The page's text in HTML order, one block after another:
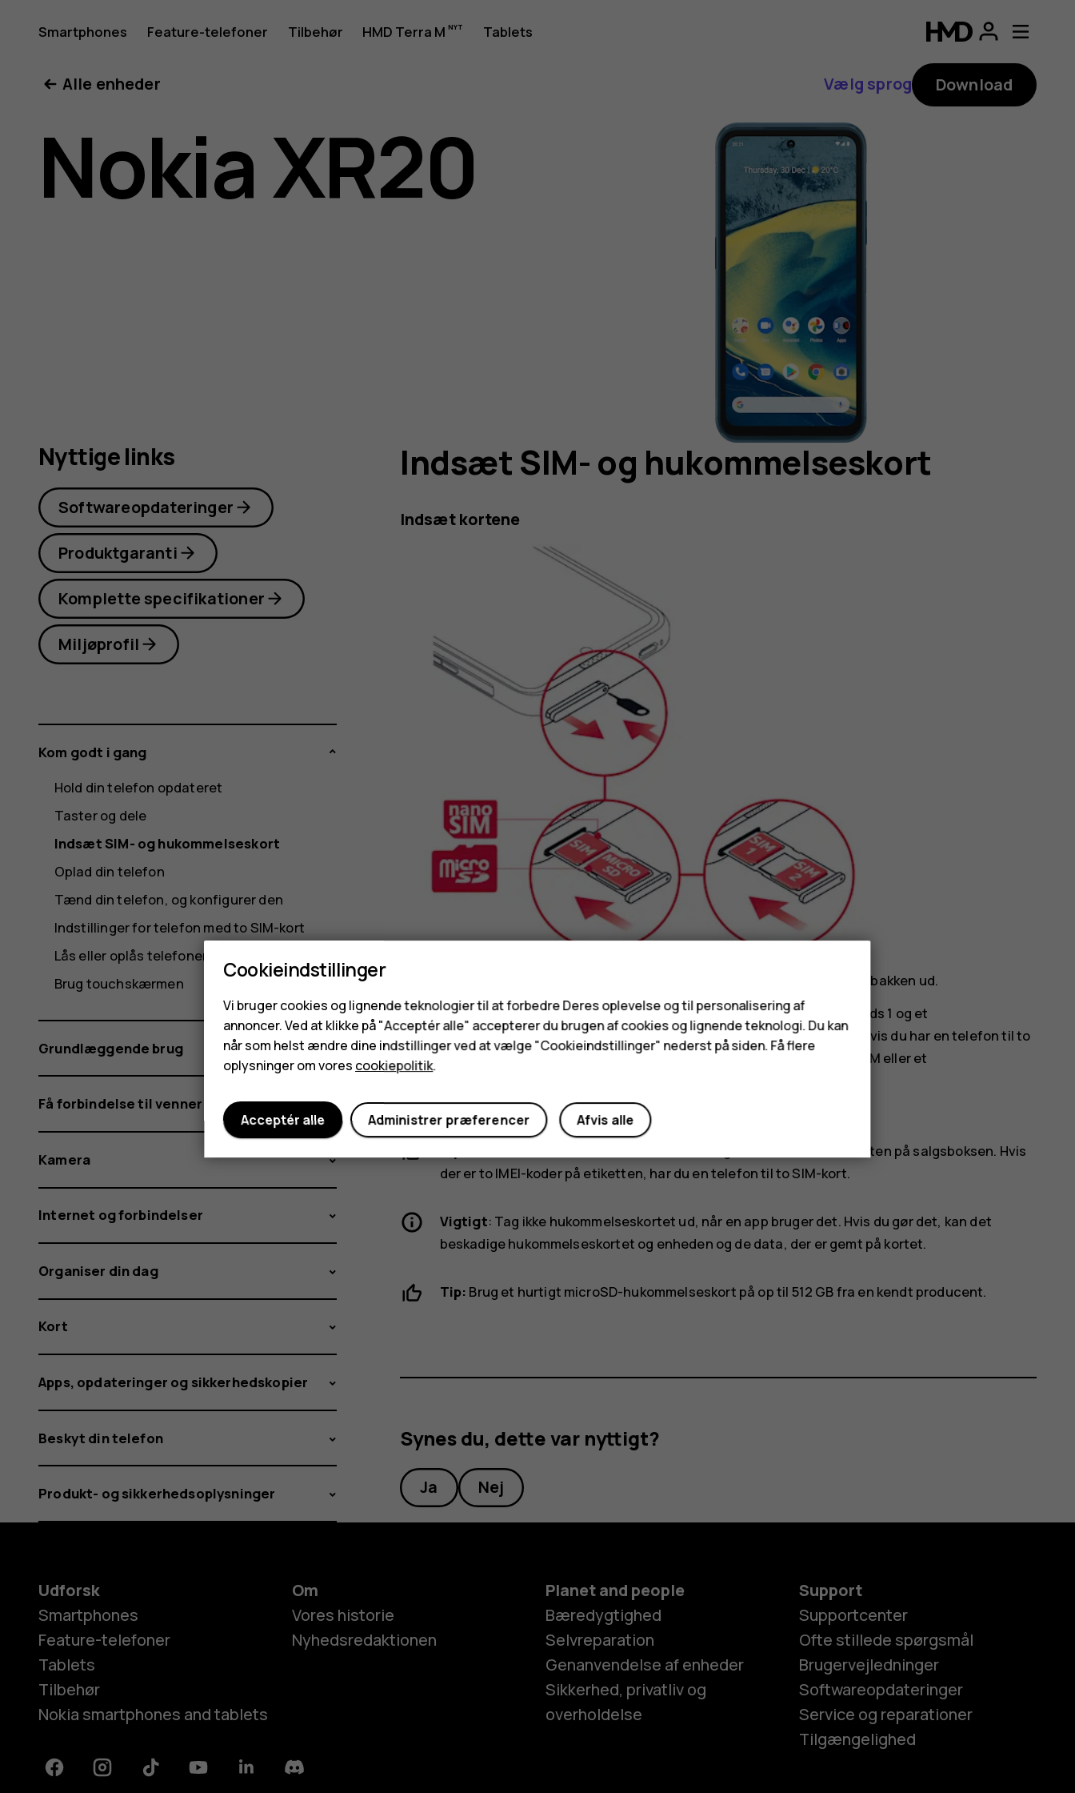
Brugervejledning
til
Nokia
Smartphones Feature-telefoner Tilbehør HMD Terra M Tablets
Alle enheder
Vælg sprog Download
Nokia XR20
Indsæt SIM- og hukommelseskort
Indsæt kortene
Åbn SIM-kortbakken: Skub bakkeåbneren ind i hullet i bakken, og træk bakken ud.
Hvis du har en enkelt SIM-telefon, skal du sætte et nano-SIM-kort i slids 1 og et
hukommelseskort i slids 2 på bakken med kontaktområderne nedad. Hvis du har en telefon til to
SIM-kort, skal du sætte et nano-SIM-kort i slids 1 og enten et andet SIM eller et
Skub bakken ind igen.
For at finde ud af, om din telefon kan bruge 2 SIM-kort, se etiketten på salgsboksen. Hvis
der er to IMEI-koder på etiketten, har du en telefon til to SIM-kort.
Vigtigt: Tag ikke hukommelseskortet ud, når en app bruger det. Hvis du gør det, kan det
beskadige hukommelseskortet og enheden og de data, der er gemt på kortet.
Tip: Brug et hurtigt microSD-hukommelseskort på op til 512 GB fra en kendt producent.
Synes du, dette var nyttigt?
Ja Nej
Nyttige links
Softwareopdateringer
Produktgaranti
Komplette specifikationer
Miljøprofil
Kom godt i gang
Hold din telefon opdateret
Taster og dele
Indsæt SIM- og hukommelseskort
Oplad din telefon
Tænd din telefon, og konfigurer den
Indstillinger for telefon med to SIM-kort
Lås eller oplås telefonen
Brug touchskærmen
Grundlæggende brug
Få forbindelse til venner og familie
Kamera
Internet og forbindelser
Organiser din dag
Kort
Apps, opdateringer og sikkerhedskopier
Beskyt din telefon
Produkt- og sikkerhedsoplysninger
Udforsk
Smartphones
Feature-telefoner
Tablets
Tilbehør
Nokia smartphones and tablets
Om
Vores historie
Nyhedsredaktionen
Planet and people
Bæredygtighed
Selvreparation
Genanvendelse af enheder
Sikkerhed, privatliv og
overholdelse
Support
Supportcenter
Ofte stillede spørgsmål
Brugervejledninger
Softwareopdateringer
Service og reparationer
Tilgængelighed
FacebookInstagramTiktok YoutubeLinkedinDiscord
Cookieindstillinger
Vi bruger cookies og lignende teknologier til at forbedre Deres oplevelse og til personalisering af
annoncer. Ved at klikke på "Acceptér alle" accepterer du brugen af cookies og lignende teknologi. Du kan
når som helst ændre dine indstillinger ved at vælge "Cookieindstillinger" nederst på siden. Få flere
oplysninger om vores cookiepolitik.
Afvis alle
Administrer præferencer
Acceptér alle